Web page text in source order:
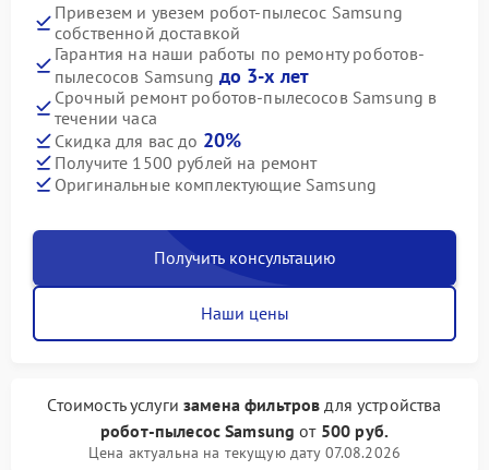
Привезем и увезем робот-пылесос Samsung
собственной доставкой
Гарантия на наши работы по ремонту роботов-
пылесосов Samsung до 3-х лет
Срочный ремонт роботов-пылесосов Samsung в
течении часа
Скидка для вас до 20%
Получите 1500 рублей на ремонт
Оригинальные комплектующие Samsung
Получить консультацию
Наши цены
Стоимость услугизамена фильтров для устройства
робот-пылесос Samsung от 500 руб.
Цена актуальна на текущую дату 07.08.2026